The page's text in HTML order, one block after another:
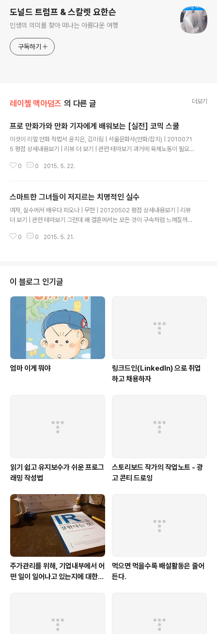
도널드 트럼프 & 스칼렛 요한슨
인생의 의미를 찾아 떠나는 아름다운 여행
구독하기
레이첼 맥아덤즈 의 다른 글 더보기
프로 만화가와 만화 기자에게 배워보는 [실전] 코믹 스쿨
이것이 리얼 만화 작법서 윤지은, 김미림 | 서울문화사(만화/잡지) | 2010071
5 평점 상세내용보기 | 리뷰 더 보기 | 관련 테마보기 과거에 육체노동이 필요한
하게 산다고 하였는데 이와 같은 '이야기'는 현대에 와서 특히 시각적인 매체와
거나)는 어떻게 독자에게 전달되는가"가 만화작가의 노하우로 작용하게 된다.
하고자 하는 이야기가 그림으로 개연성과 논리적인 설득력을 가지고 펼쳐진다
면 결국 많은 팬들이 당신을 응원해 줄 것이다. 기승전결(plot)이란 결국 전달하
0 0 2015. 5. 22.
스마트한 그녀들이 저지르는 치명적인 실수
여자, 실수에서 배우다 피오나 | 무한 | 20120502 평점 상세내용보기 | 리뷰
더 보기 | 관련 테마보기 그런데 왜 결혼에서는 모든 것이 구속처럼 느껴질까요?
요? 결혼하면 시댁 행사에 얽매인다고 생각하지만, 싱글인 지금도 가정에 행사
치 보고 밤늦게 들어가지 못할 수도 있습니다. 그나마 어느 정도 자유롭다고 느
끼는 것은 어렸을 때부터 엄마에게 크고 작은 거짓말을 하는 데 익숙하기 때문
입니다. ..
0 0 2015. 5. 21.
이 블로그 인기글
엄마 이게 뭐야
링크드인(LinkedIn) 으로 취업
하고 채용하자
읽기 쉽고 유지보수가 쉬운 프로그
래밍 작성법
스토리보드 작가의 작업노트 - 광
고 콘티 드로잉
주가관리를 위해, 기업내부에서 어
떤 일이 일어나고 있는지에 대한
먹으면 먹을수록 배설활동은 줄어
든다.